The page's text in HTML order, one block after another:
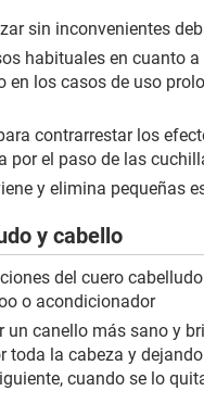
sin inconvenientes
habituales en cuanto
en los casos de uso
contrarrestar los
por el paso de las
y elimina pequeñas
y cabello
del cuero
o acondicionador
un canello más sano y
toda la cabeza y
cuando se lo